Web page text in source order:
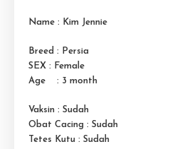
Name : Kim Jennie
Breed : Persia
SEX : Female
Age : 3 month
Vaksin : Sudah
Obat Cacing : Sudah
Tetes Kutu : Sudah